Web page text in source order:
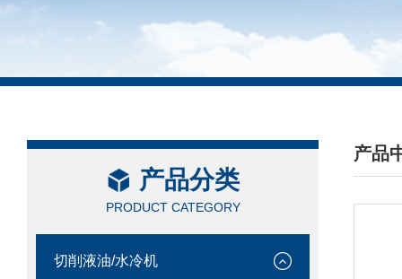
产品分类
PRODUCT CATEGORY
切削液油/水冷机
产品
/